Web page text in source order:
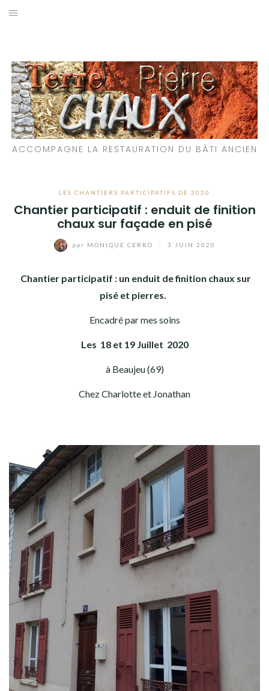
Aller
ACCOMPAGNE LA RESTAURATION DU BÂTI ANCIEN
LES CHANTIERS PARTICIPATIFS DE 2020
Chantier participatif : enduit de finition
chaux sur façade en pisé
par MONIQUE CERRO 3 JUIN 2020
Chantier participatif : un enduit de finition chaux sur
pisé et pierres.
Encadré par mes soins
Les 18 et 19 Juillet 2020
à Beaujeu (69)
Chez Charlotte et Jonathan
PARTICIPATIFS
CHANTIERS RÉALISÉS
QUE PROPOSONS-NOUS ?